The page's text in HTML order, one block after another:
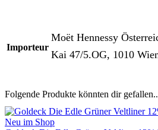
Importeur
Moët Hennessy
Kai 47/5.OG, 1010
Folgende Produkte könnten dir
Neu im Shop